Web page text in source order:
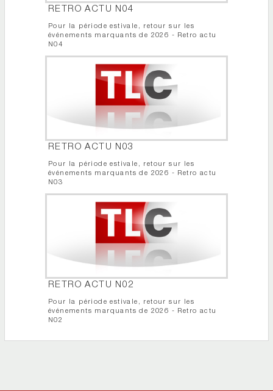
RETRO ACTU N04
Pour la période estivale, retour sur les
événements marquants de 2026 - Retro actu
N04
RETRO ACTU N03
Pour la période estivale, retour sur les
événements marquants de 2026 - Retro actu
N03
RETRO ACTU N02
Pour la période estivale, retour sur les
événements marquants de 2026 - Retro actu
N02